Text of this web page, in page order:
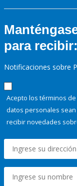
para recibir:
Notificaciones sobre
Acepto los términos de
datos personales
recibir novedades